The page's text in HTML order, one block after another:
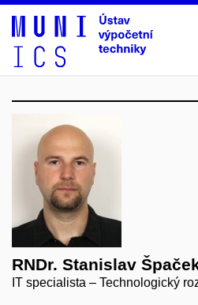
RNDr. Stanislav
IT specialista – Technologický